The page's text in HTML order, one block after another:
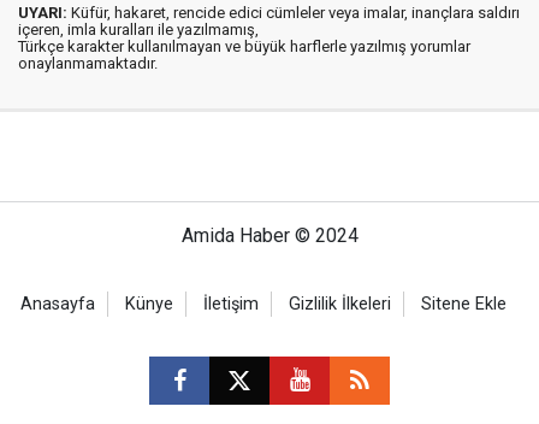
UYARI: Küfür, hakaret, rencide edici cümleler veya imalar, inançlara saldırı
içeren, imla kuralları ile yazılmamış,
Türkçe karakter kullanılmayan ve büyük harflerle yazılmış yorumlar
onaylanmamaktadır.
Amida Haber © 2024
Anasayfa Künye İletişim Gizlilik İlkeleri Sitene Ekle